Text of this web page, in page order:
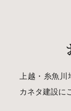
上越・糸魚
カネタ建設に